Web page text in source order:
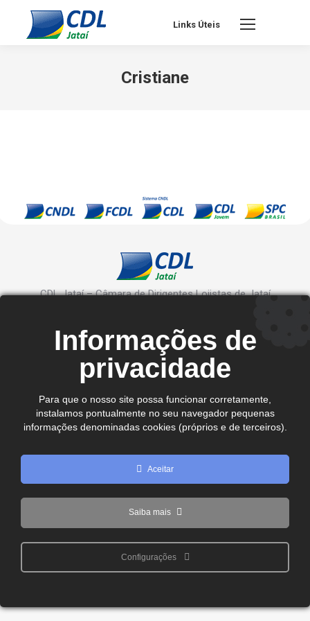
Links Úteis
Cristiane
CDL Jataí – Câmara de Dirigentes Lojistas de Jataí
Ver no mapa
comercial@cdljatai
(64) 99602 - 8923
Copyright © 2024 - 2026 CDL Jataí Todos os direitos
Informações de
privacidade
Para que o nosso site possa funcionar corretamente,
instalamos pontualmente no seu navegador pequenas
informações denominadas cookies (próprios e de terceiros).
Aceitar
Saiba mais
Configurações